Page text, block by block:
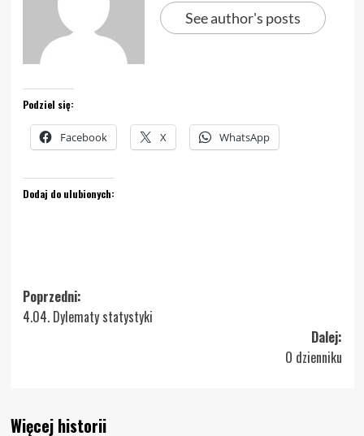
See author's posts
Podziel się:
Facebook X WhatsApp
Dodaj do ulubionych:
Zobacz
wpisy
Poprzedni:
4.04. Dylematy statystyki
Dalej:
O dzienniku
Więcej historii